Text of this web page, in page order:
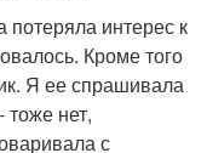
потеряла интерес к
Кроме того
Я ее спрашивала
тоже нет,
с